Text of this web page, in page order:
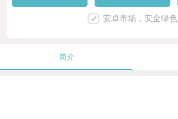
安卓市场，安全绿色
简介